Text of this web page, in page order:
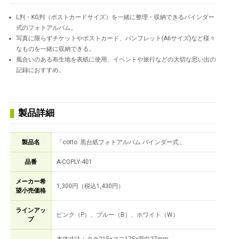
L判・KG判（ポストカードサイズ）を一緒に整理・収納できるバインダー
式のフォトアルバム。
写真に限らずチケットやポストカード、パンフレット(A6サイズ)など様々
なものを一緒に収納できる。
風合いのある布生地を表紙に使用、イベントや旅行などの大切な思い出の
記録におすすめ。
製品詳細
製品名 「cotto. 黒台紙フォトアルバム バインダー式」
品番 A-COPLY-401
メーカー希
望小売価格
1,300円（税込1,430円）
ラインアッ
プ
ピンク（P）、ブルー（B）、ホワイト（W）